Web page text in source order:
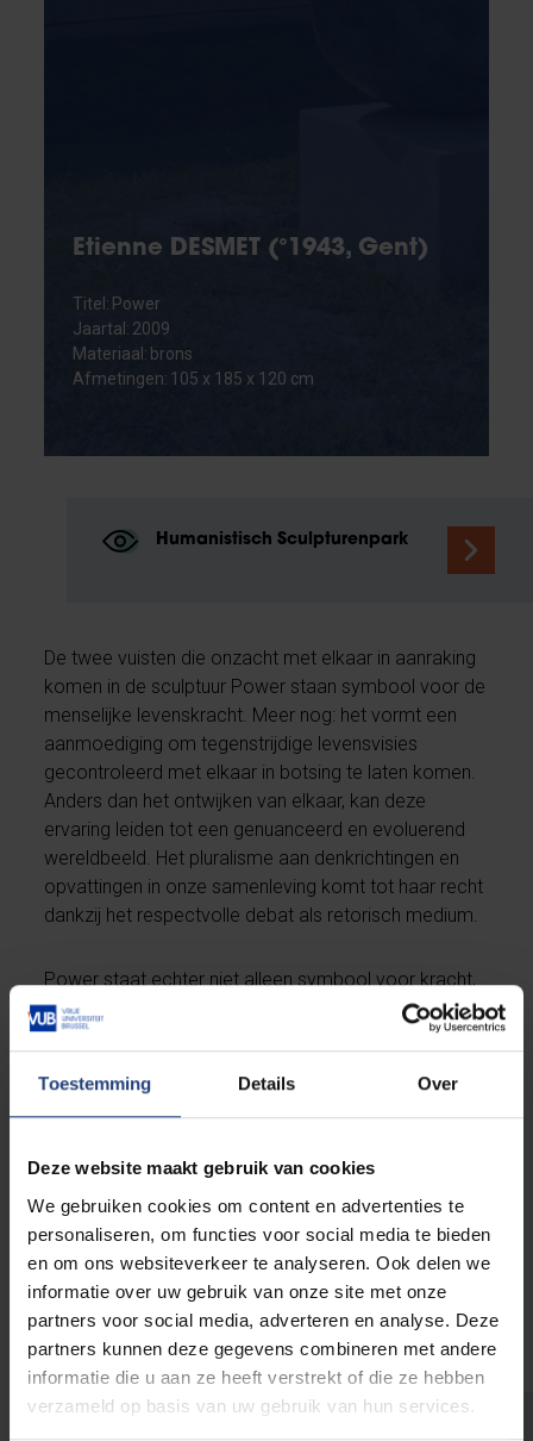
Toestemming Details Over
Deze website maakt gebruik van cookies
We gebruiken cookies om content en advertenties te
personaliseren, om functies voor social media te bieden
en om ons websiteverkeer te analyseren. Ook delen we
informatie over uw gebruik van onze site met onze
partners voor social media, adverteren en analyse. Deze
partners kunnen deze gegevens combineren met andere
informatie die u aan ze heeft verstrekt of die ze hebben
verzameld op basis van uw gebruik van hun services.
Etienne DESMET (°1943, Gent)
Titel: Power
Jaartal: 2009
Materiaal: brons
Afmetingen: 105 x 185 x 120 cm
Humanistisch Sculpturenpark
De twee vuisten die onzacht met elkaar in aanraking
komen in de sculptuur Power staan symbool voor de
menselijke levenskracht. Meer nog: het vormt een
aanmoediging om tegenstrijdige levensvisies
gecontroleerd met elkaar in botsing te laten komen.
Anders dan het ontwijken van elkaar, kan deze
ervaring leiden tot een genuanceerd en evoluerend
wereldbeeld. Het pluralisme aan denkrichtingen en
opvattingen in onze samenleving komt tot haar recht
dankzij het respectvolle debat als retorisch medium.
Power staat echter niet alleen symbool voor kracht,
maar is daarnaast ook een toonbeeld van de
vriendschap. Waar men elkaar tot voor kort uit
van een vuist als een eerder gemoedelijke,
kameraadschappelijke begroeting onder vrienden en
voorbije jaren bovendien uit tot een ware
“coronagroet” als een hygiënisch alternatief voor het
traditionele schudden van de hand. Zo krijgt de
sculptuur vandaag een nieuwe, actuele
betekenislaag.